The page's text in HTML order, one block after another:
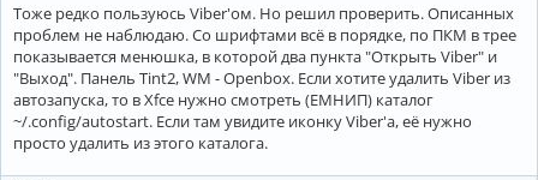
Тоже редко пользуюсь Viber'ом. Но решил проверить. Описанных
проблем не наблюдаю. Со шрифтами всё в порядке, по ПКМ в трее
показывается менюшка, в которой два пункта "Открыть Viber" и
"Выход". Панель Tint2, WM - Openbox. Если хотите удалить Viber из
автозапуска, то в Xfce нужно смотреть (ЕМНИП) каталог
~/.config/autostart. Если там увидите иконку Viber'а, её нужно
просто удалить из этого каталога.